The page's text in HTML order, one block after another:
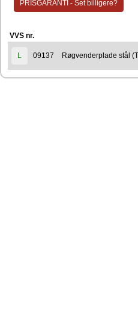
PRISGARANTI - Set billigere?
VVS nr.
L 09137 Røgvenderplade stål